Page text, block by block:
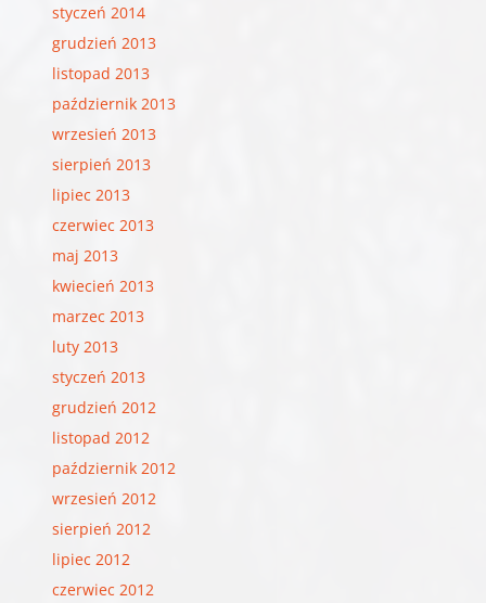
styczeń 2014
grudzień 2013
listopad 2013
październik 2013
wrzesień 2013
sierpień 2013
lipiec 2013
czerwiec 2013
maj 2013
kwiecień 2013
marzec 2013
luty 2013
styczeń 2013
grudzień 2012
listopad 2012
październik 2012
wrzesień 2012
sierpień 2012
lipiec 2012
czerwiec 2012